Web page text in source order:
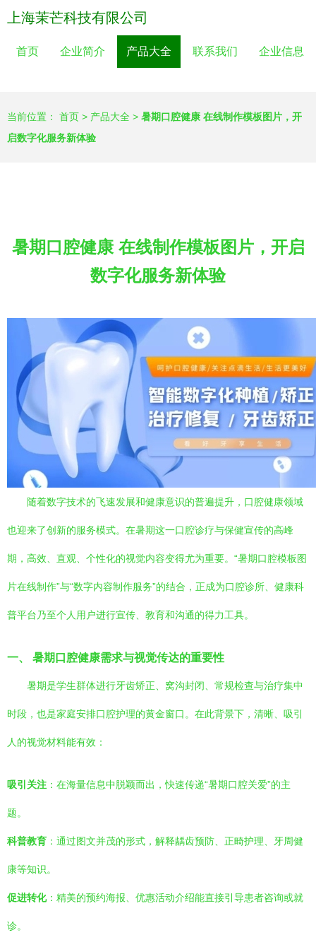
上海茉芒科技有限公司
首页 企业简介 产品大全 联系我们 企业信息
当前位置： 首页 > 产品大全 > 暑期口腔健康 在线制作模板图片，开
启数字化服务新体验
暑期口腔健康 在线制作模板图片，开启
数字化服务新体验
随着数字技术的飞速发展和健康意识的普遍提升，口腔健康领域
也迎来了创新的服务模式。在暑期这一口腔诊疗与保健宣传的高峰
期，高效、直观、个性化的视觉内容变得尤为重要。“暑期口腔模板图
片在线制作”与“数字内容制作服务”的结合，正成为口腔诊所、健康科
普平台乃至个人用户进行宣传、教育和沟通的得力工具。
一、 暑期口腔健康需求与视觉传达的重要性
暑期是学生群体进行牙齿矫正、窝沟封闭、常规检查与治疗集中
时段，也是家庭安排口腔护理的黄金窗口。在此背景下，清晰、吸引
人的视觉材料能有效：
吸引关注 ：在海量信息中脱颖而出，快速传递“暑期口腔关爱”的主
题。
科普教育 ：通过图文并茂的形式，解释龋齿预防、正畸护理、牙周健
康等知识。
促进转化：精美的预约海报、优惠活动介绍能直接引导患者咨询或就
诊。